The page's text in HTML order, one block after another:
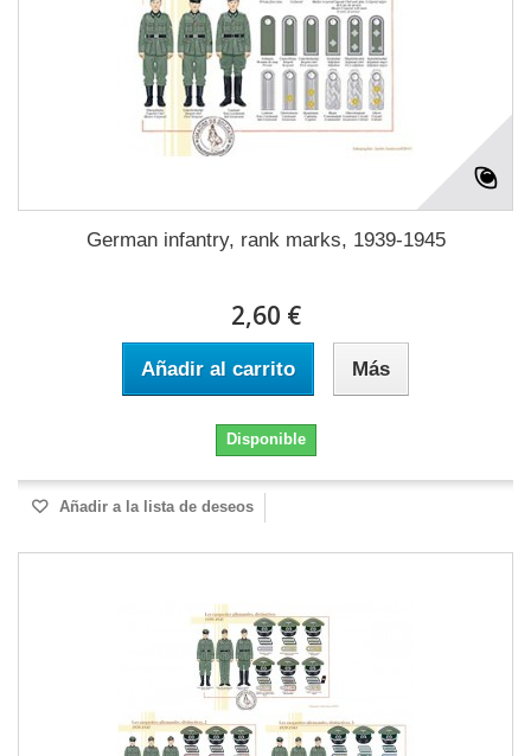
German infantry, rank marks, 1939-1945
2,60 €
Añadir al carrito Más
Disponible
Añadir a la lista de deseos